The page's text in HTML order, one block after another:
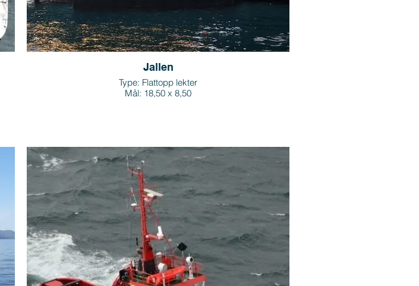
Jallen
Type: Flattopp lekter
Mål: 18,50 x 8,50